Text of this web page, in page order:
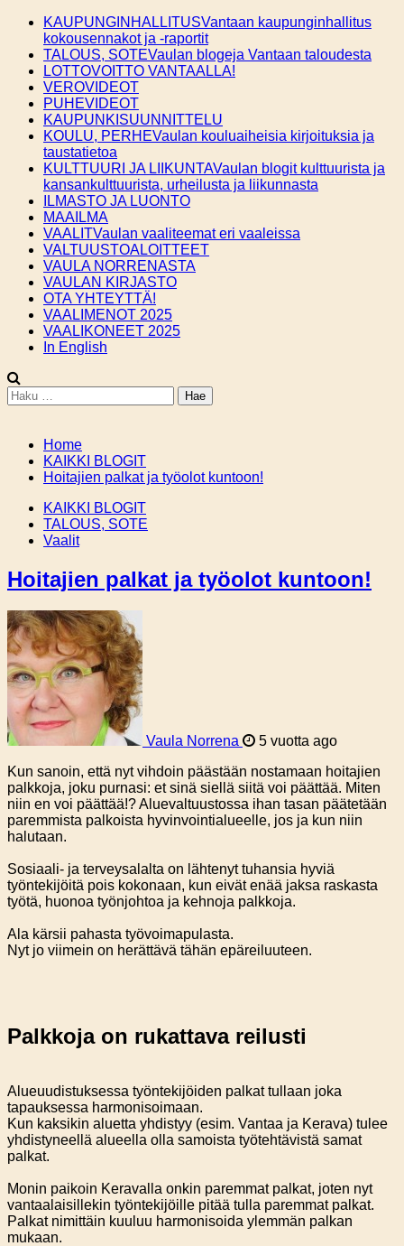
Skip
content
KAUPUNGINHALLITUSVantaan kaupunginhallitus
kokousennakot ja -raportit
TALOUS, SOTEVaulan blogeja Vantaan taloudesta
LOTTOVOITTO VANTAALLA!
VEROVIDEOT
PUHEVIDEOT
KAUPUNKISUUNNITTELU
KOULU, PERHEVaulan kouluaiheisia kirjoituksia ja
taustatietoa
KULTTUURI JA LIIKUNTAVaulan blogit kulttuurista ja
kansankulttuurista, urheilusta ja liikunnasta
ILMASTO JA LUONTO
MAAILMA
VAALITVaulan vaaliteemat eri vaaleissa
VALTUUSTOALOITTEET
VAULA NORRENASTA
VAULAN KIRJASTO
OTA YHTEYTTÄ!
VAALIMENOT 2025
VAALIKONEET 2025
In English
Haku:
Home
KAIKKI BLOGIT
Hoitajien palkat ja työolot kuntoon!
KAIKKI BLOGIT
TALOUS, SOTE
Vaalit
Hoitajien palkat ja työolot kuntoon!
Vaula Norrena
5 vuotta ago
Kun sanoin, että nyt vihdoin päästään nostamaan hoitajien
palkkoja, joku purnasi: et sinä siellä siitä voi päättää. Miten
niin en voi päättää!? Aluevaltuustossa ihan tasan päätetään
paremmista palkoista hyvinvointialueelle, jos ja kun niin
halutaan.
Sosiaali- ja terveysalalta on lähtenyt tuhansia hyviä
työntekijöitä pois kokonaan, kun eivät enää jaksa raskasta
työtä, huonoa työnjohtoa ja kehnoja palkkoja.
Ala kärsii pahasta työvoimapulasta.
Nyt jo viimein on herättävä tähän epäreiluuteen.
Palkkoja on rukattava reilusti
Alueuudistuksessa työntekijöiden palkat tullaan joka
tapauksessa harmonisoimaan.
Kun kaksikin aluetta yhdistyy (esim. Vantaa ja Kerava) tulee
yhdistyneellä alueella olla samoista työtehtävistä samat
palkat.
Monin paikoin Keravalla onkin paremmat palkat, joten nyt
vantaalaisillekin työntekijöille pitää tulla paremmat palkat.
Palkat nimittäin kuuluu harmonisoida ylemmän palkan
mukaan.